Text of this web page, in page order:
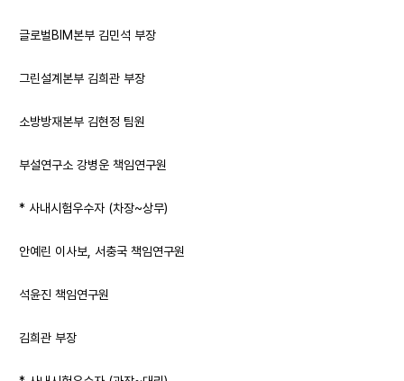
글로벌BIM본부 김민석 부장
그린설계본부 김희관 부장
소방방재본부 김현정 팀원
부설연구소 강병운 책임연구원
* 사내시험우수자 (차장~상무)
안예린 이사보, 서충국 책임연구원
석윤진 책임연구원
김희관 부장